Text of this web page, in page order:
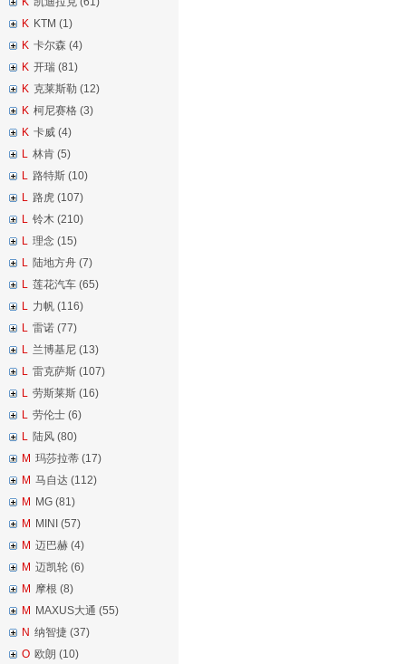
K KTM (1)
K 卡尔森 (4)
K 开瑞 (81)
K 克莱斯勒 (12)
K 柯尼赛格 (3)
K 卡威 (4)
L 林肯 (5)
L 路特斯 (10)
L 路虎 (107)
L 铃木 (210)
L 理念 (15)
L 陆地方舟 (7)
L 莲花汽车 (65)
L 力帆 (116)
L 雷诺 (77)
L 兰博基尼 (13)
L 雷克萨斯 (107)
L 劳斯莱斯 (16)
L 劳伦士 (6)
L 陆风 (80)
M 玛莎拉蒂 (17)
M 马自达 (112)
M
MG (81)
M
MINI (57)
M 迈巴赫 (4)
M 迈凯轮 (6)
M 摩根 (8)
M
MAXUS大通 (55)
N 纳智捷 (37)
O 欧朗 (10)